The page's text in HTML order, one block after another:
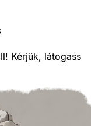
Kérjük, látogass